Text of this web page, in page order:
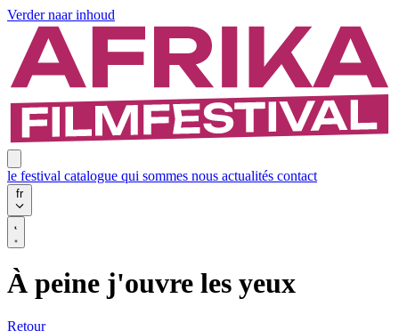
Verder naar inhoud
le festival catalogue qui sommes nous actualités contact
fr
À peine j'ouvre les yeux
Retour